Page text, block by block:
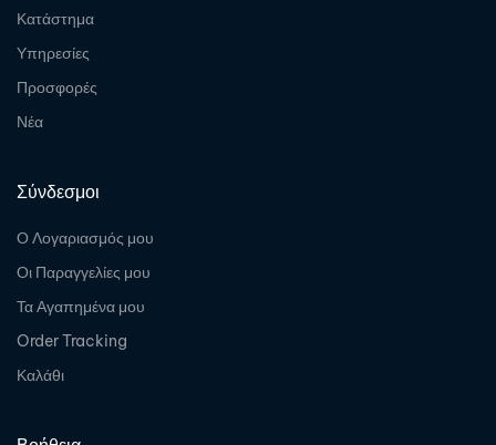
Κατάστημα
Υπηρεσίες
Προσφορές
Νέα
Σύνδεσμοι
Ο Λογαριασμός μου
Οι Παραγγελίες μου
Τα Αγαπημένα μου
Order Tracking
Καλάθι